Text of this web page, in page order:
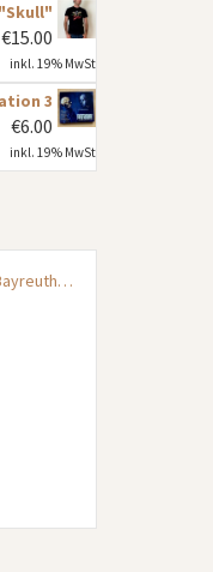
€15.00
inkl. 19% MwSt
3
€6.00
inkl. 19% MwSt